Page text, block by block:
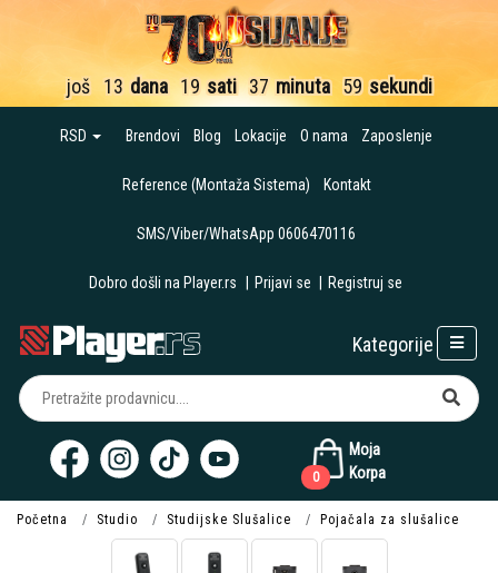
još 13 dana 19 sati 37 minuta 59 sekundi
RSD Brendovi Blog Lokacije O nama Zaposlenje
Reference (Montaža Sistema) Kontakt
SMS/Viber/WhatsApp 0606470116
Dobro došli na Player.rs Prijavi se Registruj se
Moja
Korpa
0
Kategorije
Početna Studio Studijske Slušalice Pojačala za slušalice